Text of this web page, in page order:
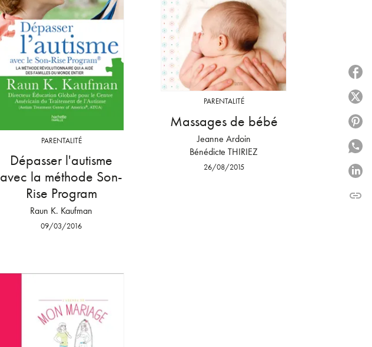
PARENTALITÉ
Dépasser l'autisme
avec la méthode Son-
Rise Program
Raun K. Kaufman
09/03/2016
PARENTALITÉ
Massages de bébé
Jeanne Ardoin
Bénédicte THIRIEZ
26/08/2015
link